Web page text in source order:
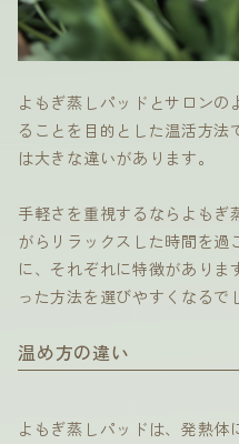
よもぎ蒸しパッドとサロン
ることを目的とした温活方
は大きな違いがあります。
手軽さを重視するならよもぎ
がらリラックスした時間を過
に、それぞれに特徴があり
った方法を選びやすくなるで
温め方の違い
よもぎ蒸しパッドは、発熱